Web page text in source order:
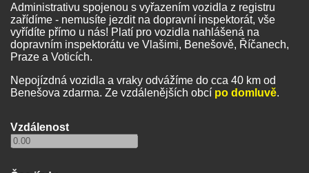
Administrativu spojenou s vyřazením vozidla z registru
zařídíme - nemusíte jezdit na dopravní inspektorát, vše
vyřídíte přímo u nás! Platí pro vozidla nahlášená na
dopravním inspektorátu ve Vlašimi, Benešově, Říčanech,
Praze a Voticích.
Nepojízdná vozidla a vraky odvážíme do cca 40 km od
Benešova zdarma. Ze vzdálenějších obcí po domluvě.
Vzdálenost